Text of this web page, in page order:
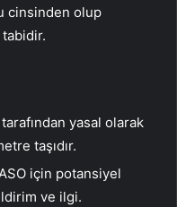
cinsinden olup
yasal olarak
taşıdır.
için potansiyel
ve ilgi.